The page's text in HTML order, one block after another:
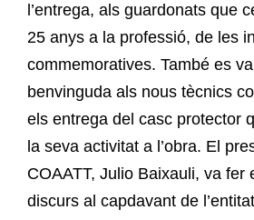
l’entrega, als guardonats que
25 anys a la professió, de les
commemoratives. També es
benvinguda als nous tècnics
els entrega del casc protector
la seva activitat a l’obra. El
COAATT, Julio Baixauli, va fer
discurs al capdavant de